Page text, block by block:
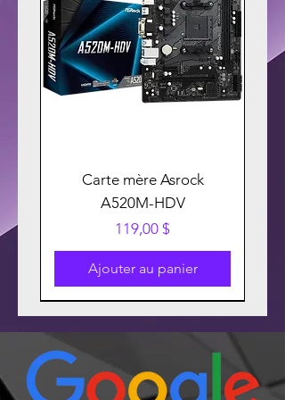
Carte mère Asrock
A520M-HDV
Prix
119,00 $
Ajouter au panier